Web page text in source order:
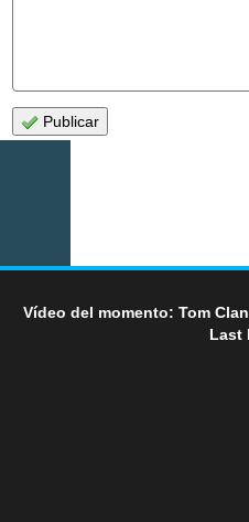
Publicar
Vídeo del momento: Tom
Last